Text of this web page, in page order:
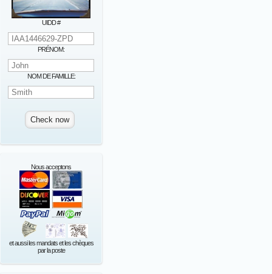
UIDD #
PRÉNOM:
NOM DE FAMILLE:
Nous acceptons
et aussi les mandats et les chèques
par la poste